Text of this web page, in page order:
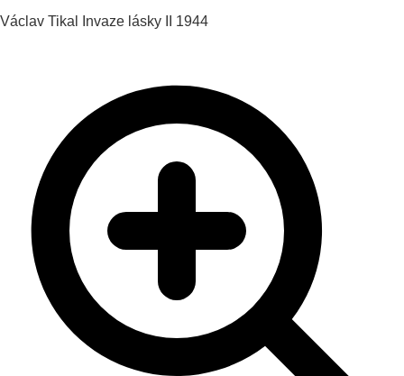
Václav Tikal Invaze lásky II 1944